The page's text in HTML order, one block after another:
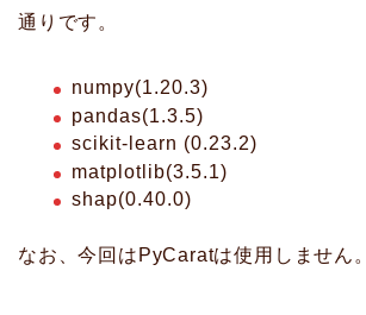
通りです。
numpy(1.20.3)
pandas(1.3.5)
scikit-learn (0.23.2)
matplotlib(3.5.1)
shap(0.40.0)
なお、今回はPyCaratは使用しません。